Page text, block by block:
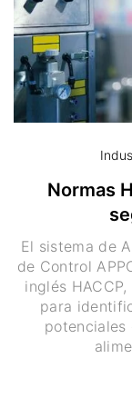
Normas
El sistema de
de Control
inglés
para
potenciales